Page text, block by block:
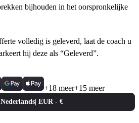
bijhouden in het oorspronkelijke
volledig is geleverd, laat de coach u
hij deze als “Geleverd”.
+18 meer+15 meer
Nederlands EUR - €